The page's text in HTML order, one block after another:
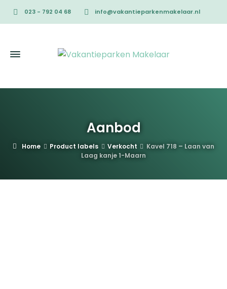
023 - 792 04 68 info@vakantieparkenmakelaar.nl
Aanbod
Home Product labels Verkocht
Kavel 718 – Laan van
Laag kanje 1-Maarn